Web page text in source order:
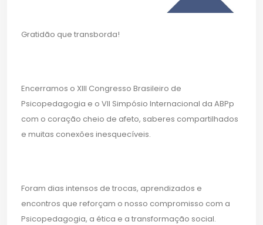
Gratidão que transborda!
Encerramos o XIII Congresso Brasileiro de
Psicopedagogia e o VII Simpósio Internacional da ABPp
com o coração cheio de afeto, saberes compartilhados
e muitas conexões inesquecíveis.
Foram dias intensos de trocas, aprendizados e
encontros que reforçam o nosso compromisso com a
Psicopedagogia, a ética e a transformação social.